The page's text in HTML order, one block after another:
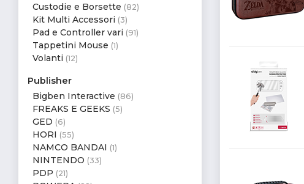
Custodie e Borsette (82)
Kit Multi Accessori (3)
Pad e Controller vari (91)
Tappetini Mouse (1)
Volanti (12)
Publisher
Bigben Interactive (86)
FREAKS E GEEKS (5)
GED (6)
HORI (55)
NAMCO BANDAI (1)
NINTENDO (33)
PDP (21)